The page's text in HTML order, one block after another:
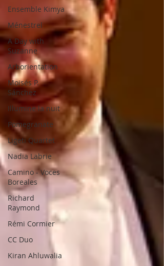
Ensemble Kimya
Ménestrel
A Day with
Suzanne
Arborientation
Moisés P.
Sánchez
Illumine la nuit
Pomegranate
Ligeti Quartet
Nadia Labrie
Camino - Voces
Boreales
Richard
Raymond
Rémi Cormier
CC Duo
Kiran Ahluwalia